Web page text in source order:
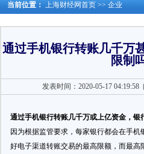
当前位置： 上海财经网首页 >> 企业
通过手机银行转账几千万
限制
发表时间：2020-05-17 04:19:58
通过手机银行转账几千万或上亿资金，银
因为根据监管要求，每家银行都会在手
好电子渠道转账交易的最高限额，而最高